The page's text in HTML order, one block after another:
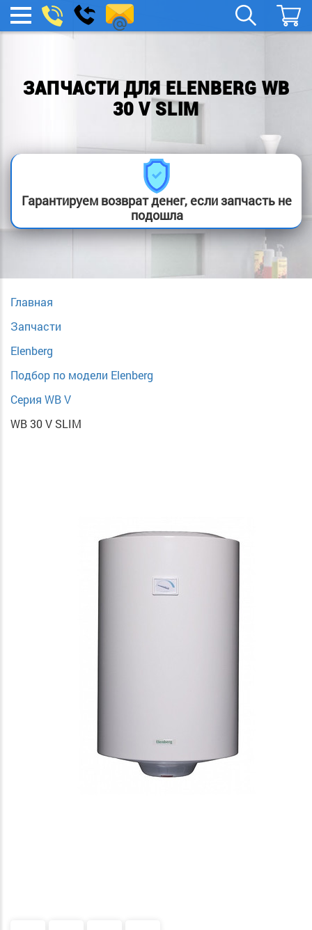
МЕНЮ
boylera@yandex.ru
Заказать
звонок
ЗАПЧАСТИ ДЛЯ ELENBERG WB
30 V SLIM
Гарантируем возврат денег, если запчасть не
подошла
Главная
Запчасти
Elenberg
Подбор по модели Elenberg
Серия WB V
WB 30 V SLIM